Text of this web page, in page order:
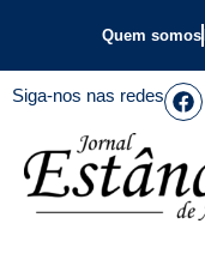
Quem somos
Siga-nos nas redes